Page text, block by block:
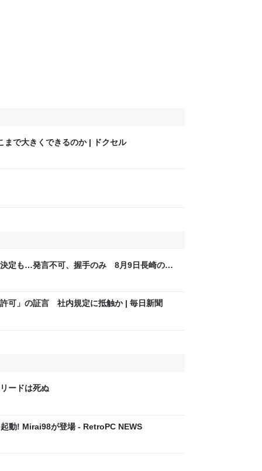
で大きくできるのか | ドクセル
決定も…発言不可、握手のみ 8月9日長崎の被
可」の証言 社内規定に抵触か | 毎日新聞
ードは死ぬ
動! Mirai98が登場 - RetroPC NEWS